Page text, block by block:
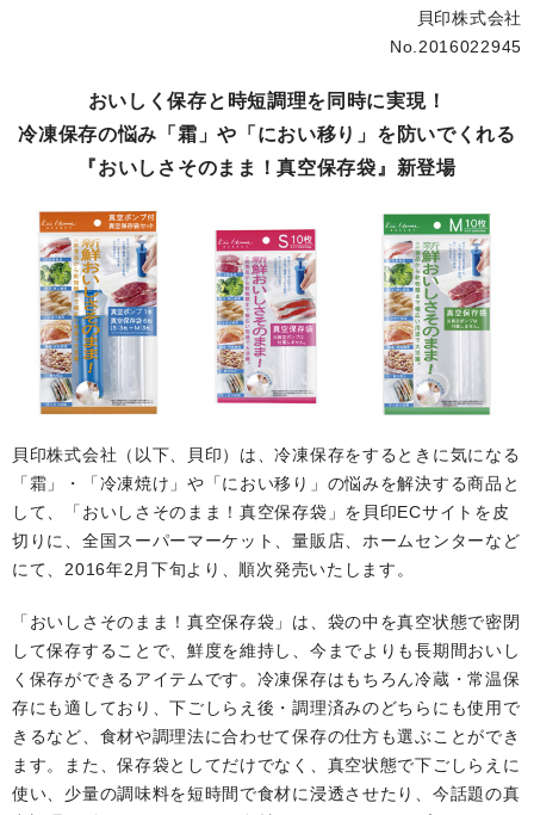
貝印株式会社
No.2016022945
おいしく保存と時短調理を同時に実現！
冷凍保存の悩み「霜」や「におい移り」を防いでくれる
『おいしさそのまま！真空保存袋』新登場
貝印株式会社（以下、貝印）は、冷凍保存をするときに気になる
「霜」・「冷凍焼け」や「におい移り」の悩みを解決する商品と
して、「おいしさそのまま！真空保存袋」を貝印ECサイトを皮
切りに、全国スーパーマーケット、量販店、ホームセンターなど
にて、2016年2月下旬より、順次発売いたします。
「おいしさそのまま！真空保存袋」は、袋の中を真空状態で密閉
して保存することで、鮮度を維持し、今までよりも長期間おいし
く保存ができるアイテムです。冷凍保存はもちろん冷蔵・常温保
存にも適しており、下ごしらえ後・調理済みのどちらにも使用で
きるなど、食材や調理法に合わせて保存の仕方も選ぶことができ
ます。また、保存袋としてだけでなく、真空状態で下ごしらえに
使い、少量の調味料を短時間で食材に浸透させたり、今話題の真